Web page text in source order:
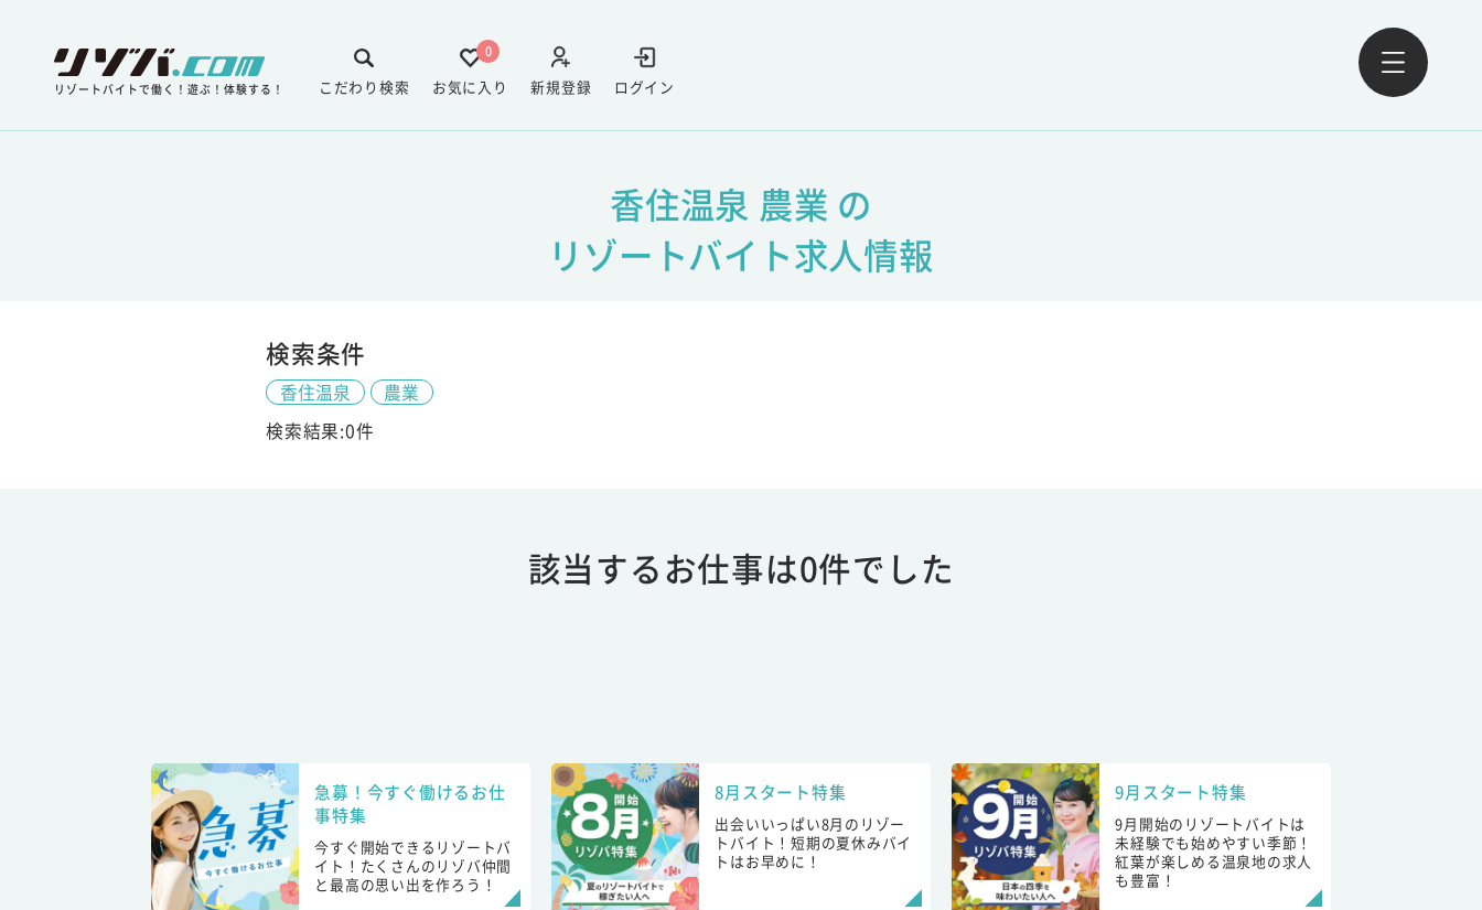
リゾートバイトで働く！遊ぶ！体験する！ ログイン
新規登録
0
お気に入り
こだわり検索
香住温泉 農業 の
リゾートバイト求人情報
検索条件
香住温泉
農業
検索結果:0件
該当するお仕事は0件でした
急募！今すぐ働けるお仕
事特集
今すぐ開始できるリゾートバ
イト！たくさんのリゾバ仲間
と最高の思い出を作ろう！
8月スタート特集
出会いいっぱい8月のリゾー
トバイト！短期の夏休みバイ
トはお早めに！
9月スタート特集
9月開始のリゾートバイトは
未経験でも始めやすい季節！
紅葉が楽しめる温泉地の求人
も豊富！